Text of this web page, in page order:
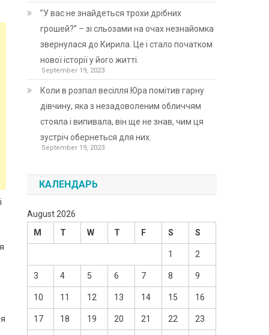
”У вас не знайдеться трохи дрібних
грошей?” – зі сльозами на очах незнайомка
звернулася до Кирила. Це і стало початком
нової історії у його житті.
September 19, 2023
Коли в розпал весілля Юра помітив гарну
дівчину, яка з незадоволеним обличчям
стояла і випивала, він ще не знав, чим ця
зустріч обернеться для них.
September 19, 2023
КАЛЕНДАРЬ
August 2026
M
T W T F S S
1 2
3 4 5 6 7 8 9
10 11 12 13 14 15 16
17 18 19 20 21 22 23